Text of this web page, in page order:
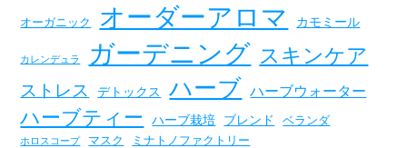
オーガニック オーダーアロマ カモミール
カレンデュラ ガーデニング スキンケア
ストレス デトックス ハーブ ハーブウォーター
ハーブティー ハーブ栽培 ブレンド ベランダ
ホロスコープ マスク ミナトノファクトリー